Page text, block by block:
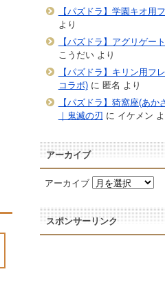
【パズドラ】学園キオ用
より
【パズドラ】アグリゲー
こうだいより
【パズドラ】キリン用フ
コラボ)に 匿名 より
【パズドラ】猗窩座(あ
｜鬼滅の刃 に イケメン
アーカイブ
アーカイブ
スポンサーリンク